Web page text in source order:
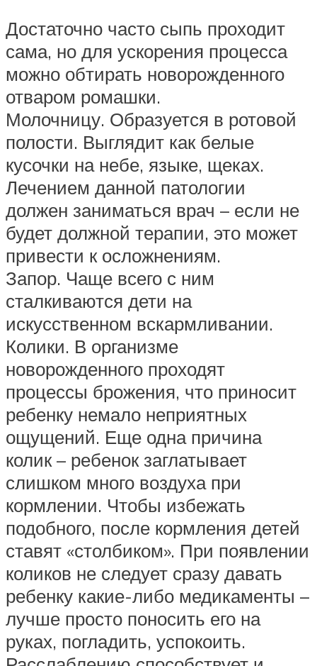
Достаточно часто сыпь проходит
сама, но для ускорения процесса
можно обтирать новорожденного
отваром ромашки.
Молочницу. Образуется в ротовой
полости. Выглядит как белые
кусочки на небе, языке, щеках.
Лечением данной патологии
должен заниматься врач – если не
будет должной терапии, это может
привести к осложнениям.
Запор. Чаще всего с ним
сталкиваются дети на
искусственном вскармливании.
Колики. В организме
новорожденного проходят
процессы брожения, что приносит
ребенку немало неприятных
ощущений. Еще одна причина
колик – ребенок заглатывает
слишком много воздуха при
кормлении. Чтобы избежать
подобного, после кормления детей
ставят «столбиком». При появлении
коликов не следует сразу давать
ребенку какие-либо медикаменты –
лучше просто поносить его на
руках, погладить, успокоить.